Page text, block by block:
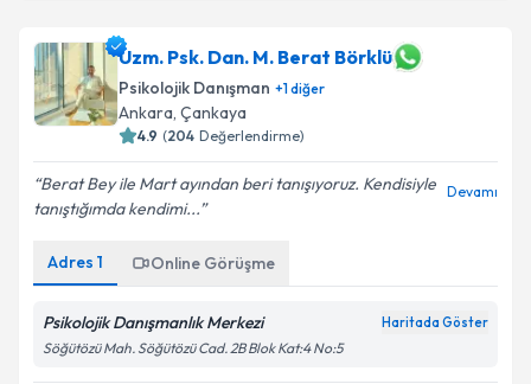
Uzm. Psk. Dan. M. Berat Börklü
Psikolojik Danışman +1diğer
Ankara, Çankaya
4.9 (204 Değerlendirme)
Berat Bey ile Mart ayından beri tanışıyoruz. Kendisiyle
tanıştığımda kendimi...
Devamı
Adres 1 Online Görüşme
Psikolojik Danışmanlık Merkezi Haritada Göster
Söğütözü Mah. Söğütözü Cad. 2B Blok Kat:4 No:5